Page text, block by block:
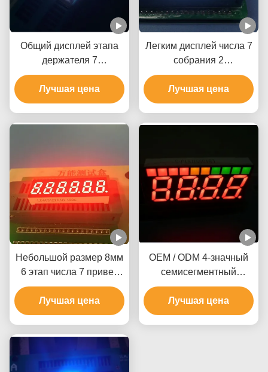
Общий дисплей этапа
держателя 7
поверхности анода, 1
дисплей этапа числа 7
ультра яркий
Лучшая цена
Легким дисплей числа 7
собрания 2
приведенный этапом, 7
белизна этапов
приведенная дисплея
Лучшая цена
Небольшой размер 8мм
6 этап числа 7 привел
дисплей 0.31инч для
индикатора
Темпеартуре
Лучшая цена
OEM / ODM 4-значный
семисегментный
дисплей с микросхемой
CMOS ITL
Лучшая цена